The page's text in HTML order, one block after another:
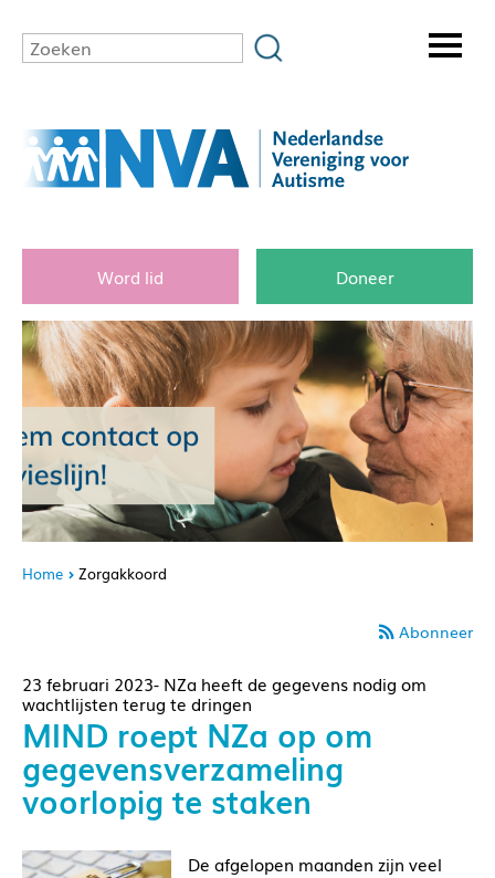
Word lid Doneer
Home Zorgakkoord
Abonneer
23 februari 2023- NZa heeft de gegevens nodig om
wachtlijsten terug te dringen
MIND roept NZa op om
gegevensverzameling
voorlopig te staken
De afgelopen maanden zijn veel